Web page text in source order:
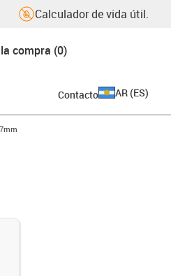
Calculador de vida útil.
compra (0)
Contacto AR (ES)